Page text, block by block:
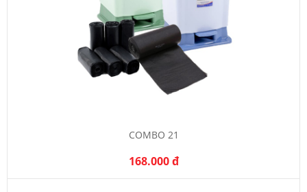
COMBO 21
168.000 đ